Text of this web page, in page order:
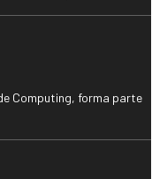
Computing, forma parte